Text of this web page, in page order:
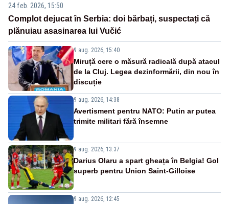
24 feb. 2026, 15:50
Complot dejucat în Serbia: doi bărbați, suspectați că
plănuiau asasinarea lui Vučić
9 aug. 2026, 15:40
Miruță cere o măsură radicală după atacul
de la Cluj. Legea dezinformării, din nou în
discuție
9 aug. 2026, 14:38
Avertisment pentru NATO: Putin ar putea
trimite militari fără însemne
9 aug. 2026, 13:37
Darius Olaru a spart gheața în Belgia! Gol
superb pentru Union Saint-Gilloise
9 aug. 2026, 12:45